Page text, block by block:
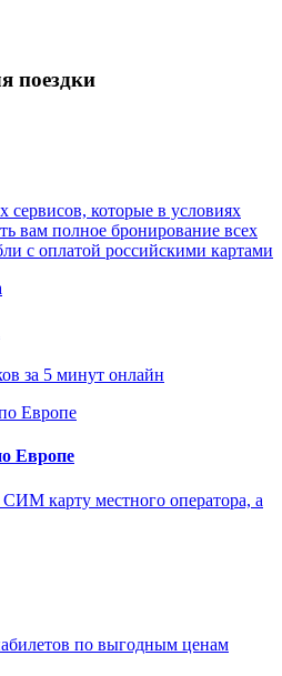
поездки
сервисов, которые в условиях
вам полное бронирование всех
с оплатой российскими картами
за 5 минут онлайн
Европе
карту местного оператора, а
по выгодным ценам